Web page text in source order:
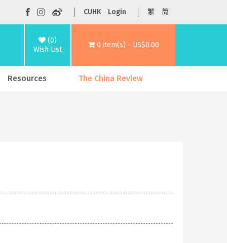
CUHK Login 繁 简
(0)
Wish List
0 item(s) - US$0.00
Resources The China Review